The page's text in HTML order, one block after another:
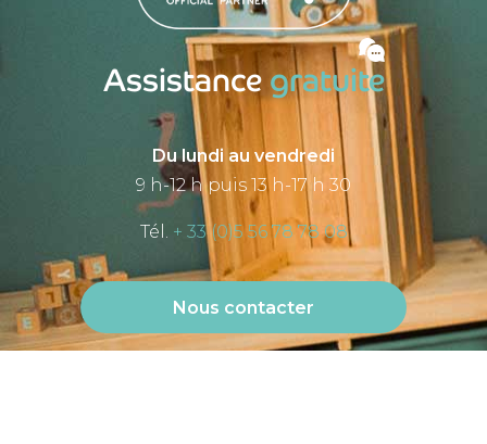
Assistance gratuite
Du lundi au vendredi
9 h-12 h puis 13 h-17 h 30
Tél. + 33 (0)5 56 78 78 08
Nous contacter